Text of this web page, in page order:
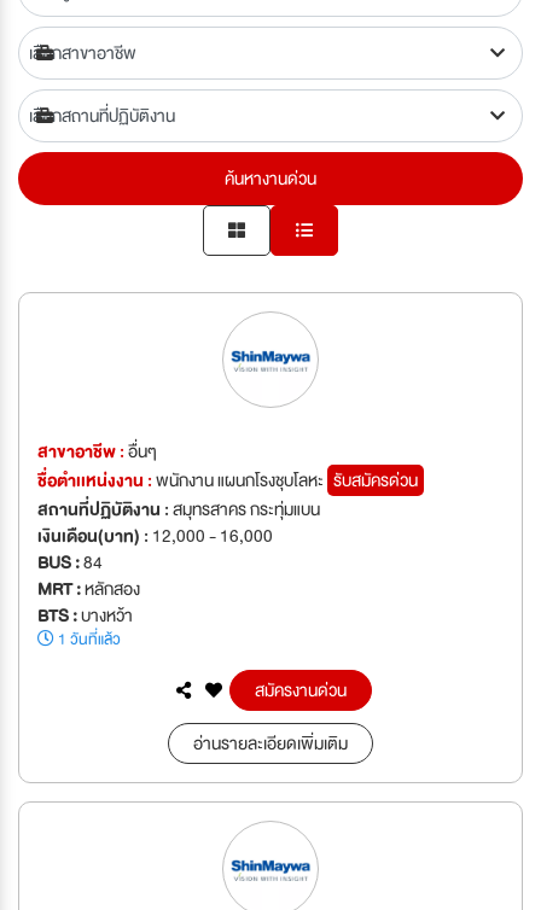
ค้นหางานด่วน
สาขาอาชีพ :อื่นๆ
ชื่อตำเเหน่งงาน :พนักงาน แผนกโรงชุบโลหะ รับสมัครด่วน
สถานที่ปฏิบัติงาน :สมุทรสาคร กระทุ่มแบน
เงินเดือน(บาท) : 12,000 - 16,000
BUS :84
MRT :หลักสอง
BTS :บางหว้า
1 วันที่แล้ว
สมัครงานด่วน
อ่านรายละเอียดเพิ่มเติม